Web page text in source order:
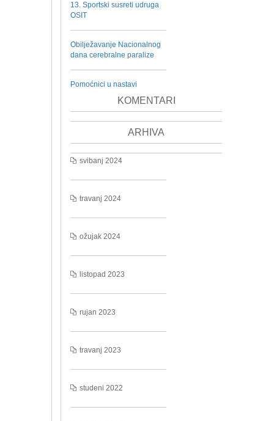
13. Sportski susreti udruga
OSIT
Obilježavanje Nacionalnog
dana cerebralne paralize
Pomoćnici u nastavi
KOMENTARI
ARHIVA
svibanj 2024
travanj 2024
ožujak 2024
listopad 2023
rujan 2023
travanj 2023
studeni 2022